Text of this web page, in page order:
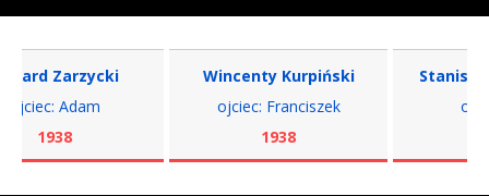
Zarzycki
Adam
1938
Wincenty Kurpiński
ojciec: Franciszek
1938